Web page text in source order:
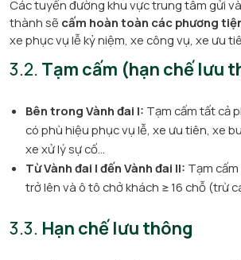
Các tuyến đường khu vực trung tâm gửi
thành sẽ cấm hoàn toàn các phương
xe phục vụ lễ kỷ niệm, xe công vụ, xe ưu
3.2. Tạm cấm (hạn chế lưu
Bên trong Vành đai I: Tạm cấm tất cả
có phù hiệu phục vụ lễ, xe ưu tiên, xe
xe xử lý sự cố...
Từ Vành đai I đến Vành đai II: Tạm
trở lên và ô tô chở khách ≥ 16 chỗ (trừ
3.3. Hạn chế lưu thông